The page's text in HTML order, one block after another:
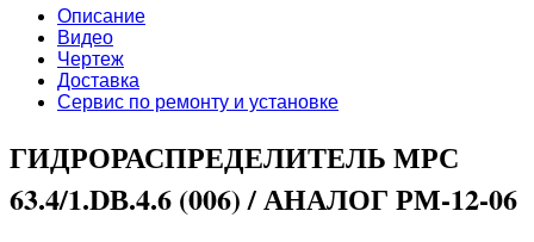
Описание
Видео
Чертеж
Доставка
Сервис по ремонту и установке
ГИДРОРАСПРЕДЕЛИТЕЛЬ МРС
63.4/1.DВ.4.6 (006)/ АНАЛОГ РМ-12-06